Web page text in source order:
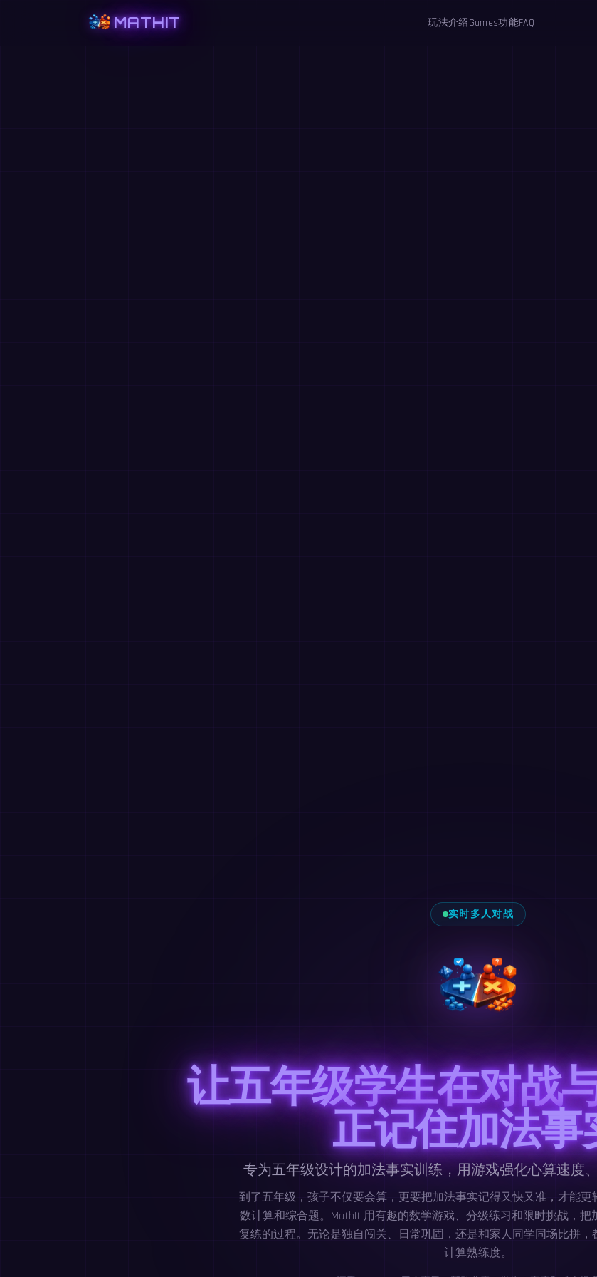
MATHIT 玩法介绍Games功能FAQ
实时多人对战
让五年级学生在对战
正记住加法事
专为五年级设计的加法事实训练，用游戏强化心算速度
到了五年级，孩子不仅要会算，更要把加法事实记得又快又准，才能更
数计算和综合题。MathIt 用有趣的数学游戏、分级练习和限时挑战，把
复练的过程。无论是独自闯关、日常巩固，还是和家人同学同场比拼，
计算熟练度。